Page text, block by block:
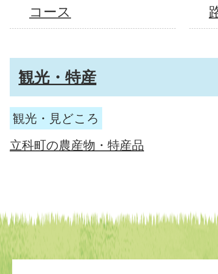
コース
観光・特産
観光・見どころ
立科町の農産物・特産品